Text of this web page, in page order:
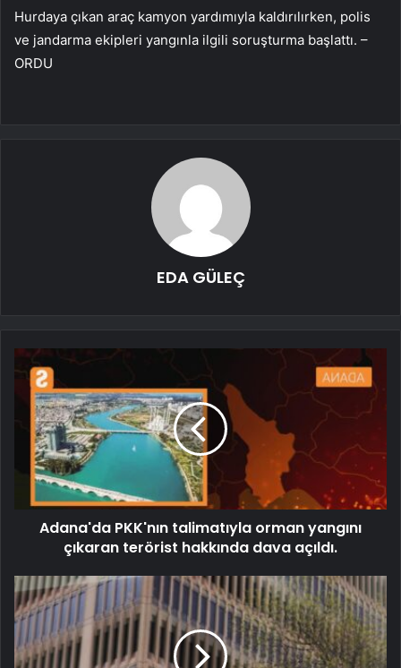
Hurdaya çıkan araç kamyon yardımıyla kaldırılırken, polis
ve jandarma ekipleri yangınla ilgili soruşturma başlattı. –
ORDU
EDA GÜLEÇ
Adana'da PKK'nın talimatıyla orman yangını
çıkaran terörist hakkında dava açıldı.